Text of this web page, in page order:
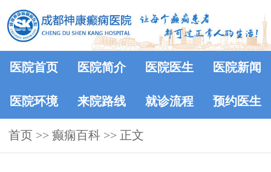
医院首页 医院简介 医院医生 医院新闻
医院环境 来院路线 就诊流程 预约医生
首页 >> 癫痫百科 >> 正文